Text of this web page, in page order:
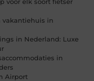
vakantiehuis in
in Nederland: Luxe
in
Airport